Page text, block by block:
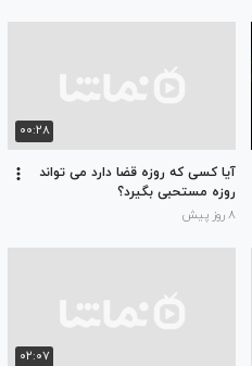
۰۰:۲۸
آیا کسی که روزه قضا دارد می تواند
روزه مستحبی بگیرد؟
۸ روز پیش
۰۲:۰۷